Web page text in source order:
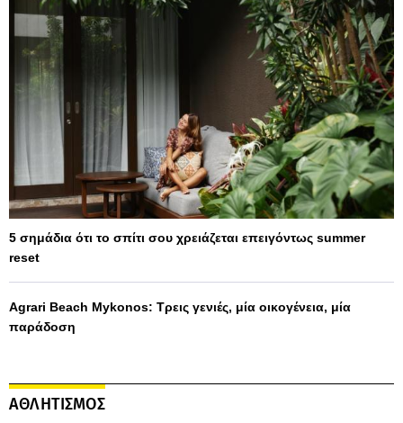
5 σημάδια ότι το σπίτι σου χρειάζεται επειγόντως summer
reset
Agrari Beach Mykonos: Τρεις γενιές, μία οικογένεια, μία
παράδοση
ΑΘΛΗΤΙΣΜΟΣ